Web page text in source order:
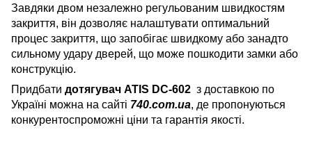
Завдяки двом незалежно регульованим швидкостям
закриття, він дозволяє налаштувати оптимальний
процес закриття, що запобігає швидкому або занадто
сильному удару дверей, що може пошкодити замки або
конструкцію.
Придбати дотягувач ATIS DC-602 з доставкою по
Україні можна на сайті 740.com.ua, де пропонуються
конкурентоспроможні ціни та гарантія якості.